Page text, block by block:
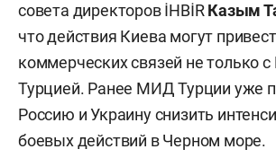
совета директоров İHBİRКазым
что действия Киева могут
коммерческих связей не только с
Турцией. Ранее МИД Турции уже
Россию и Украину снизить
боевых действий в Черном море.